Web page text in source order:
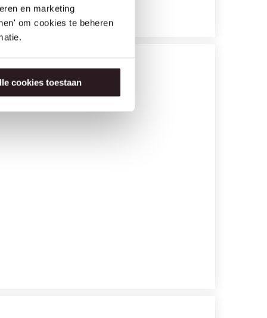
en marketing
om cookies te beheren
cookies toestaan